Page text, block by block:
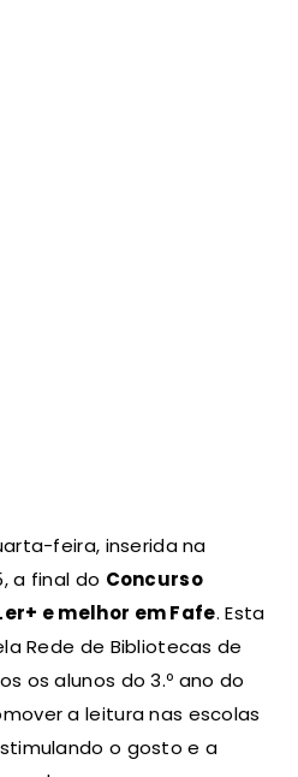
feira, inserida na
a final do Concurso
e melhor em Fafe. Esta
Rede de Bibliotecas de
os alunos do 3.º ano do
a leitura nas escolas
o gosto e a